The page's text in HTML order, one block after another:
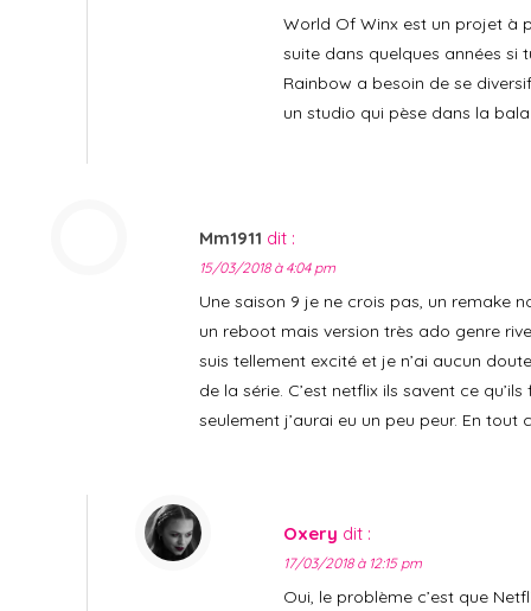
World Of Winx est un projet à
suite dans quelques années si
Rainbow a besoin de se
un studio qui pèse dans la
Mm1911 dit :
15/03/2018 à 4:04 pm
Une saison 9 je ne crois pas, un remake
un reboot mais version très ado genre
suis tellement excité et je n’ai aucun
de la série. C’est netflix ils savent ce
seulement j’aurai eu un peu peur. En tout
Oxery dit :
17/03/2018 à 12:15 pm
Oui, le problème c’est que